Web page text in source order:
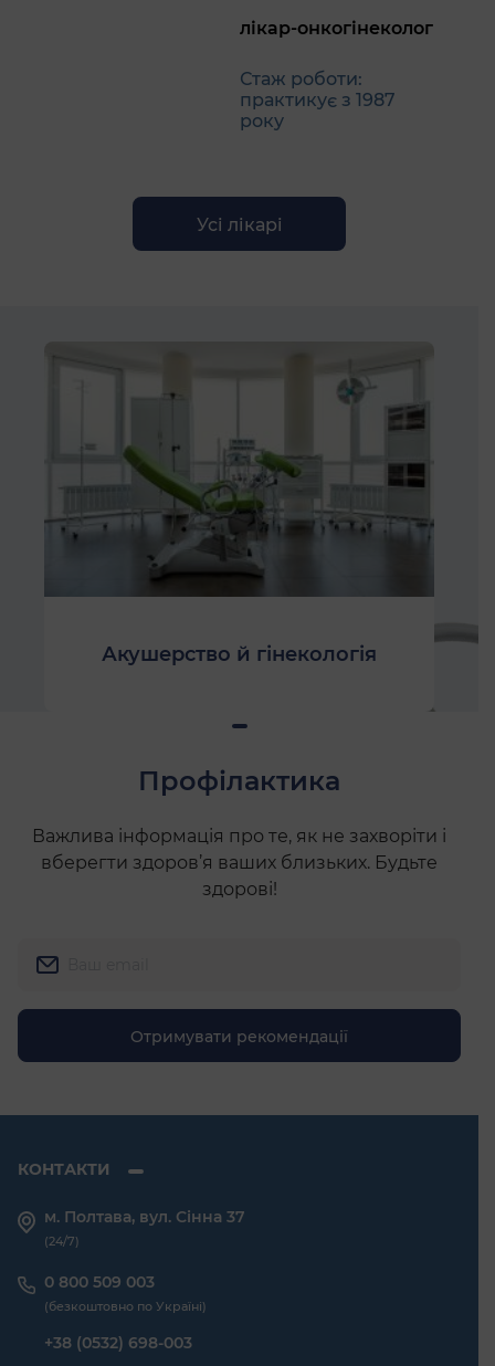
лікар-онкогінеколог
Стаж роботи:
практикує з 1987
року
Усі лікарі
Акушерство й гінекологія
Профілактика
Важлива інформація про те, як не захворіти і
вберегти здоров’я ваших близьких. Будьте
здорові!
КОНТАКТИ
м. Полтава, вул. Сінна 37
(24/7)
0 800 509 003
(безкоштовно по Україні)
+38 (0532) 698-003